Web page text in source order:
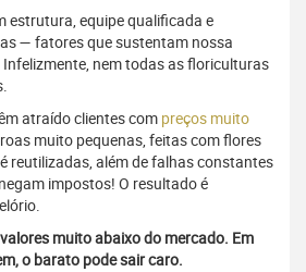
estrutura, equipe qualificada e
— fatores que sustentam nossa
nem todas as floriculturas
atraído clientes com preços muito
muito pequenas, feitas com flores
reutilizadas, além de falhas constantes
impostos! O resultado é
muito abaixo do mercado. Em
o barato pode sair caro.